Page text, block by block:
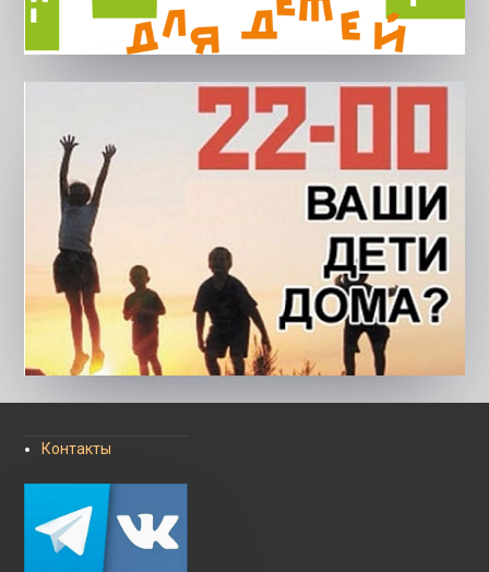
Контакты